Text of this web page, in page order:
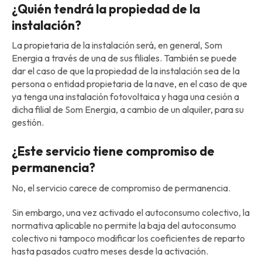
¿Quién tendrá la propiedad de la
instalación?
La propietaria de la instalación será, en general, Som
Energia a través de una de sus filiales. También se puede
dar el caso de que la propiedad de la instalación sea de la
persona o entidad propietaria de la nave, en el caso de que
ya tenga una instalación fotovoltaica y haga una cesión a
dicha filial de Som Energia, a cambio de un alquiler, para su
gestión.
¿Este servicio tiene compromiso de
permanencia?
No, el servicio carece de compromiso de permanencia.
Sin embargo, una vez activado el autoconsumo colectivo, la
normativa aplicable no permite la baja del autoconsumo
colectivo ni tampoco modificar los coeficientes de reparto
hasta pasados cuatro meses desde la activación.